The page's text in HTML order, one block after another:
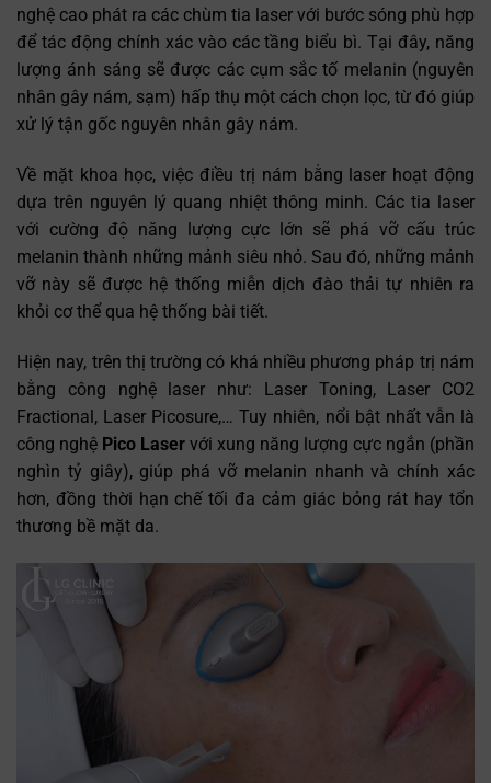
nghệ cao phát ra các chùm tia laser với bước sóng phù hợp
để tác động chính xác vào các tầng biểu bì. Tại đây, năng
lượng ánh sáng sẽ được các cụm sắc tố melanin (nguyên
nhân gây nám, sạm) hấp thụ một cách chọn lọc, từ đó giúp
xử lý tận gốc nguyên nhân gây nám.
Về mặt khoa học, việc điều trị nám bằng laser hoạt động
dựa trên nguyên lý quang nhiệt thông minh. Các tia laser
với cường độ năng lượng cực lớn sẽ phá vỡ cấu trúc
melanin thành những mảnh siêu nhỏ. Sau đó, những mảnh
vỡ này sẽ được hệ thống miễn dịch đào thải tự nhiên ra
khỏi cơ thể qua hệ thống bài tiết.
Hiện nay, trên thị trường có khá nhiều phương pháp trị nám
bằng công nghệ laser như: Laser Toning, Laser CO2
Fractional, Laser Picosure,… Tuy nhiên, nổi bật nhất vẫn là
công nghệ Pico Laser với xung năng lượng cực ngắn (phần
nghìn tỷ giây), giúp phá vỡ melanin nhanh và chính xác
hơn, đồng thời hạn chế tối đa cảm giác bỏng rát hay tổn
thương bề mặt da.